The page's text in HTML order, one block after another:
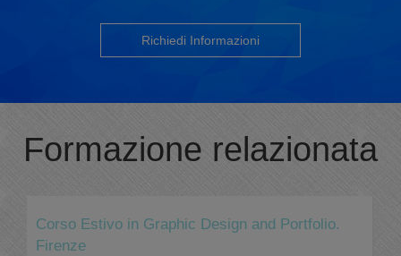
Richiedi Informazioni
Formazione relazionata
Corso Estivo in Graphic Design and Portfolio.
Firenze